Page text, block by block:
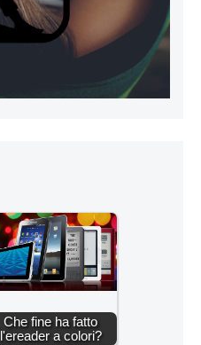
Che fine ha fatto
l'ereader a colori?